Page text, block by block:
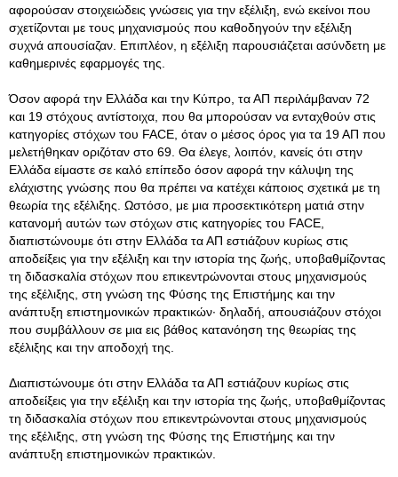
αφορούσαν στοιχειώδεις γνώσεις για την εξέλιξη, ενώ εκείνοι που
σχετίζονται με τους μηχανισμούς που καθοδηγούν την εξέλιξη
συχνά απουσίαζαν. Επιπλέον, η εξέλιξη παρουσιάζεται ασύνδετη με
καθημερινές εφαρμογές της.
Όσον αφορά την Ελλάδα και την Κύπρο, τα ΑΠ περιλάμβαναν 72
και 19 στόχους αντίστοιχα, που θα μπορούσαν να ενταχθούν στις
κατηγορίες στόχων του FACE, όταν ο μέσος όρος για τα 19 ΑΠ που
μελετήθηκαν οριζόταν στο 69. Θα έλεγε, λοιπόν, κανείς ότι στην
Ελλάδα είμαστε σε καλό επίπεδο όσον αφορά την κάλυψη της
ελάχιστης γνώσης που θα πρέπει να κατέχει κάποιος σχετικά με τη
θεωρία της εξέλιξης. Ωστόσο, με μια προσεκτικότερη ματιά στην
κατανομή αυτών των στόχων στις κατηγορίες του FACE,
διαπιστώνουμε ότι στην Ελλάδα τα ΑΠ εστιάζουν κυρίως στις
αποδείξεις για την εξέλιξη και την ιστορία της ζωής, υποβαθμίζοντας
τη διδασκαλία στόχων που επικεντρώνονται στους μηχανισμούς
της εξέλιξης, στη γνώση της Φύσης της Επιστήμης και την
ανάπτυξη επιστημονικών πρακτικών· δηλαδή, απουσιάζουν στόχοι
που συμβάλλουν σε μια εις βάθος κατανόηση της θεωρίας της
εξέλιξης και την αποδοχή της.
Διαπιστώνουμε ότι στην Ελλάδα τα ΑΠ εστιάζουν κυρίως στις
αποδείξεις για την εξέλιξη και την ιστορία της ζωής, υποβαθμίζοντας
τη διδασκαλία στόχων που επικεντρώνονται στους μηχανισμούς
της εξέλιξης, στη γνώση της Φύσης της Επιστήμης και την
ανάπτυξη επιστημονικών πρακτικών.